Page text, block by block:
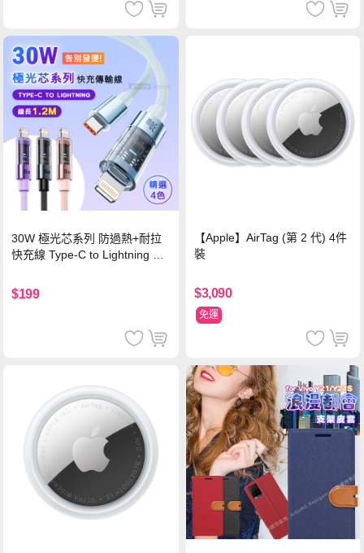
30W 極光芯系列 防過熱+耐拉
快充線 Type-C to Lightning 傳
$199
【Apple】AirTag (第 2 代) 4件
裝
$3,090
免運